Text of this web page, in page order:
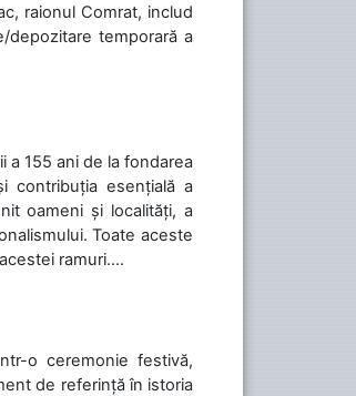
raionul Comrat, includ
depozitare temporară a
a 155 ani de la fondarea
contribuția esențială a
oameni și localități, a
Toate aceste
ramuri....
o ceremonie festivă,
de referință în istoria